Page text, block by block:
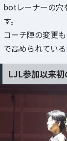
botレーナーの穴
す。
コーチ陣の変更
で高められている
LJL参加以来初